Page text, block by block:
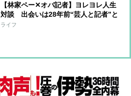
【林家ペー✕オバ記者】ヨレヨレ人生
対談 出会いは28年前“芸人と記者”と
いう関係から“芸人とマネジャー”にな
ライフ